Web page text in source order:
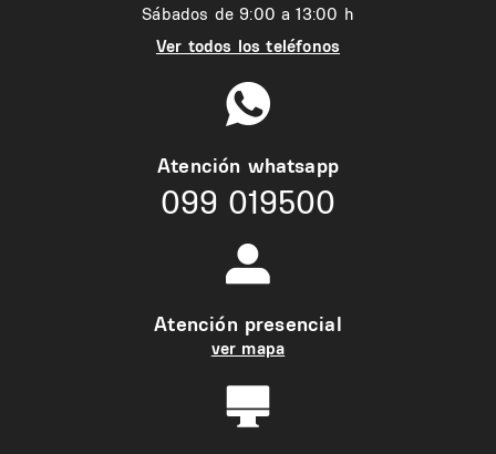
Sábados de 9:00 a 13:00 h
Ver todos los teléfonos
Atención whatsapp
099 019500
Atención presencial
ver mapa